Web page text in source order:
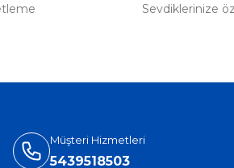
Sevdiklerinize
Müşteri Hizmetleri
5439518503